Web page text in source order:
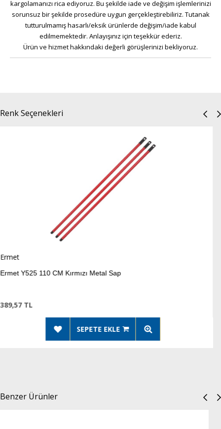
kargolamanızı rica ediyoruz. Bu şekilde iade ve değişim işlemlerinizi
sorunsuz bir şekilde prosedüre uygun gerçekleştirebiliriz. Tutanak
tutturulmamış hasarlı/eksik ürünlerde değişim/iade kabul
edilmemektedir. Anlayışınız için teşekkür ederiz.
Ürün ve hizmet hakkındaki değerli görüşlerinizi bekliyoruz.
Renk Seçenekleri
Metal Sap
Benzer Ürünler